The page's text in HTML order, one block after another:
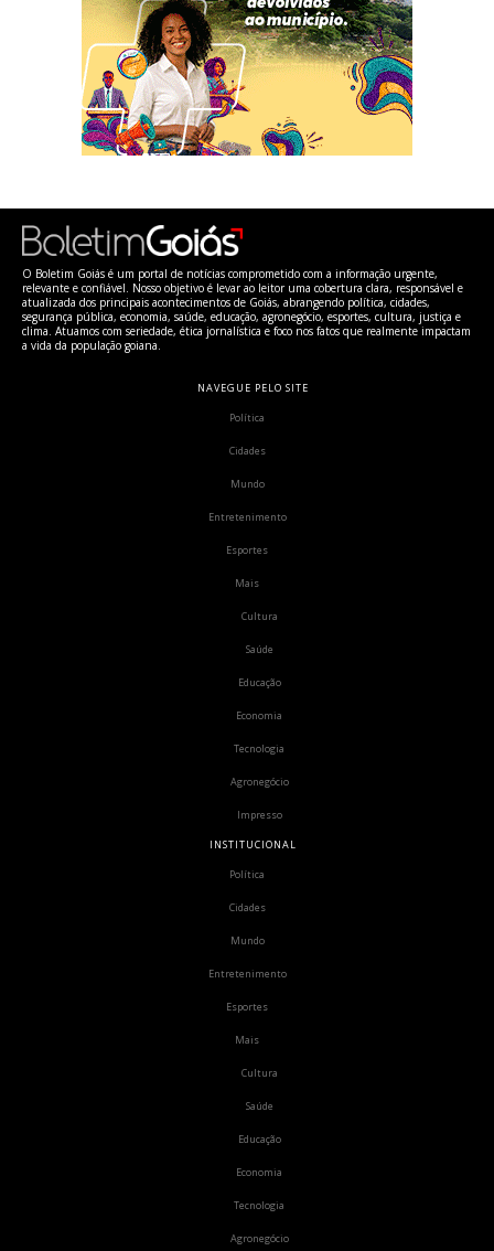
O Boletim Goiás é um portal de notícias comprometido com a informação urgente,
relevante e confiável. Nosso objetivo é levar ao leitor uma cobertura clara, responsável e
atualizada dos principais acontecimentos de Goiás, abrangendo política, cidades,
segurança pública, economia, saúde, educação, agronegócio, esportes, cultura, justiça e
clima. Atuamos com seriedade, ética jornalística e foco nos fatos que realmente impactam
a vida da população goiana.
NAVEGUE PELO SITE
Política
Cidades
Mundo
Entretenimento
Esportes
Mais
Cultura
Saúde
Educação
Economia
Tecnologia
Agronegócio
Impresso
INSTITUCIONAL
Política
Cidades
Mundo
Entretenimento
Esportes
Mais
Cultura
Saúde
Educação
Economia
Tecnologia
Agronegócio